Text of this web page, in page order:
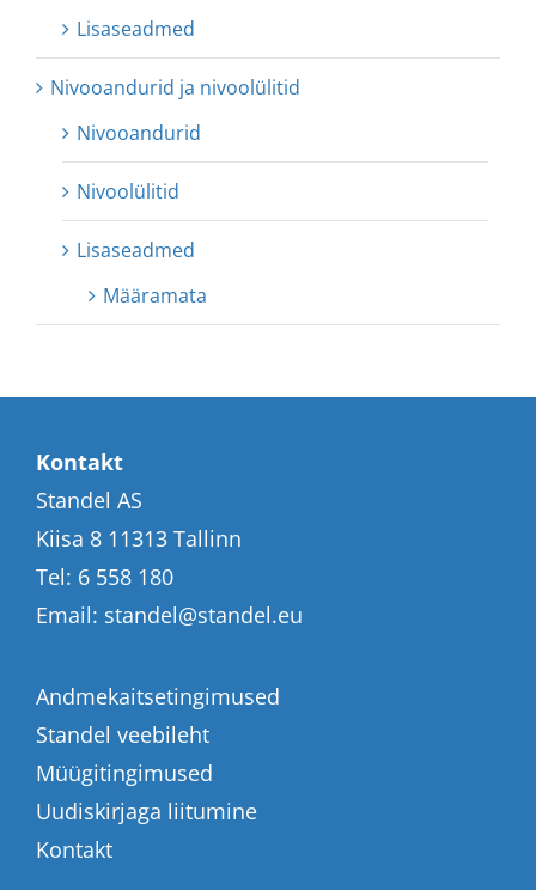
Lisaseadmed
Nivooandurid ja nivoolülitid
Nivooandurid
Nivoolülitid
Lisaseadmed
Määramata
Kontakt
Standel AS
Kiisa 8 11313 Tallinn
Tel: 6 558 180
Email: standel@standel.eu
Andmekaitsetingimused
Standel veebileht
Müügitingimused
Uudiskirjaga liitumine
Kontakt